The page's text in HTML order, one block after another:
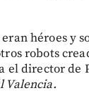
héroes y
robots
el director de
Valencia.